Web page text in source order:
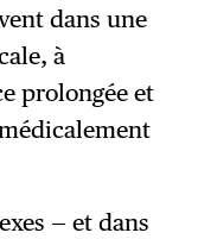
dans une
à
prolongée et
— et dans